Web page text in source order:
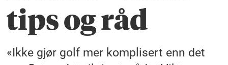
tips og råd
«Ikke gjør golf mer komplisert enn det